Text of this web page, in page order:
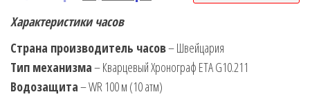
Характеристики часов
Страна производитель часов– Швейцария
Тип механизма– Кварцевый Хронограф ETA G10.211
Водозащита– WR 100 м (10 атм)